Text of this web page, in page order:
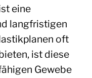
eine
langfristigen
oft
ist diese
Gewebe